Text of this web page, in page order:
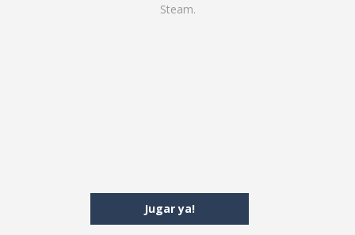
Jugar ya!
Steam.